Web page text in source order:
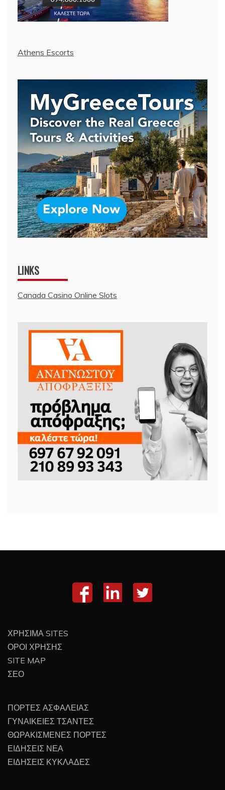
Athens Escorts
LINKS
Canada Casino Online Slots
ΧΡΗΣΙΜΑ SITES
ΟΡΟΙ ΧΡΗΣΗΣ
SITE MAP
ΣΕΟ
ΠΟΡΤΕΣ ΑΣΦΑΛΕΙΑΣ
ΓΥΝΑΙΚΕΙΕΣ ΤΣΑΝΤΕΣ
ΘΩΡΑΚΙΣΜΕΝΕΣ ΠΟΡΤΕΣ
ΕΙΔΗΣΕΙΣ ΝΕΑ
ΕΙΔΗΣΕΙΣ ΚΥΚΛΑΔΕΣ